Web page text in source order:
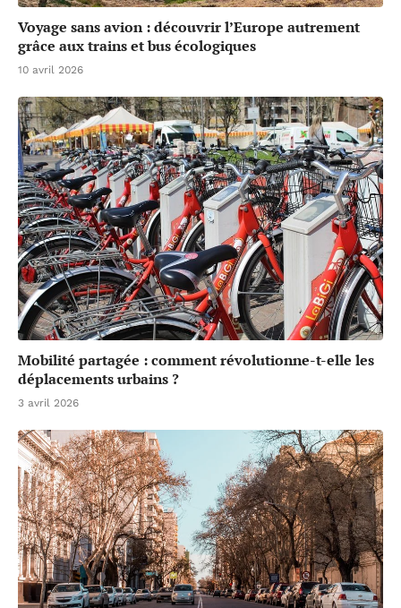
Voyage sans avion : découvrir l’Europe autrement
grâce aux trains et bus écologiques
10 avril 2026
Mobilité partagée : comment révolutionne-t-elle les
déplacements urbains ?
3 avril 2026